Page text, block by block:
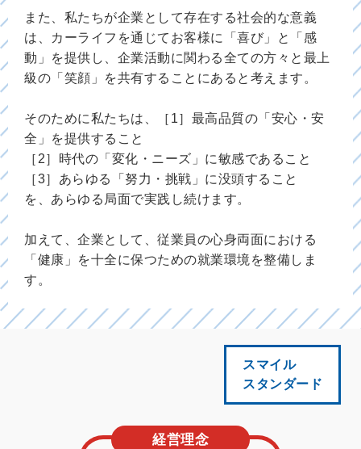
また、私たちが企業として存在する社会的な意義
は、
カーライフを通じてお客様に「喜び」と「感
動」を提供し、 企業活動に関わる全ての方々と最上
級の「笑顔」を共有することにあると考えます。
そのために私たちは、
［1］最高品質の「安心・安
全」を提供すること
［2］時代の「変化・ニーズ」に敏感であること
［3］あらゆる「努力・挑戦」に没頭すること
を、あらゆる局面で実践し続けます。
加えて、企業として、 従業員の心身両面における
「健康」を十全に保つための就業環境を整備しま
す。
スマイル
スタンダード
経営理念